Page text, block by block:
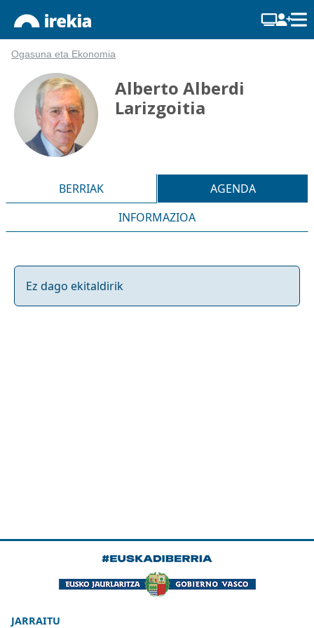
Ogasuna eta Ekonomia
Alberto Alberdi
Larizgoitia
BERRIAK
AGENDA
INFORMAZIOA
Ez dago ekitaldirik
JARRAITU